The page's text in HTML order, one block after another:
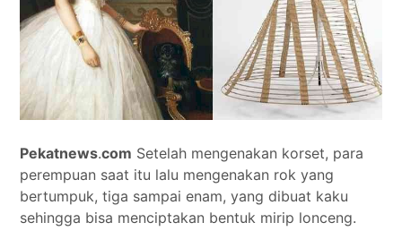
Opini
Pekatnews.com Setelah mengenakan korset, para
perempuan saat itu lalu mengenakan rok yang
bertumpuk, tiga sampai enam, yang dibuat kaku
sehingga bisa menciptakan bentuk mirip lonceng.